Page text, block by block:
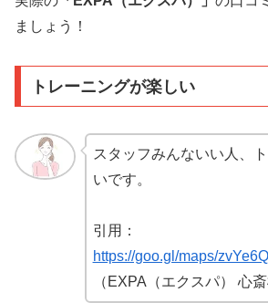
ましょう！
トレーニングが楽しい
スタッフみんないい人、
いです。
引用：
https://goo.gl/maps/
（EXPA（エクスパ） 心